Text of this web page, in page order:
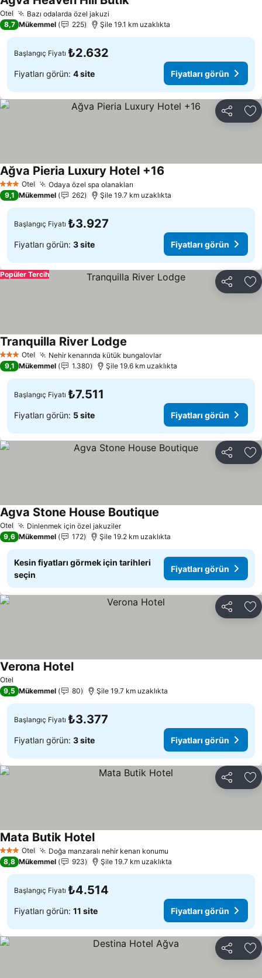
Otel Bazı odalarda özel jakuzi
8,7 Mükemmel 225 Şile 19.1 km uzaklıkta
Başlangıç Fiyatı ₺2.632
Fiyatları görün: 4 site Fiyatları görün
Paylaş
3 YıldızOtel Odaya özel spa olanakları
Ağva Pieria Luxury Hotel +16
9,1 Mükemmel 262 Şile 19.7 km uzaklıkta
Başlangıç Fiyatı ₺3.927
Fiyatları görün: 3 site Fiyatları görün
Paylaş
Popüler Tercih
3 YıldızOtel Nehir kenarında kütük bungalovlar
Tranquilla River Lodge
9,1 Mükemmel 1.380 Şile 19.6 km uzaklıkta
Başlangıç Fiyatı ₺7.511
Fiyatları görün: 5 site Fiyatları görün
Paylaş
Otel Dinlenmek için özel jakuziler
Agva Stone House Boutique
9,6 Mükemmel 172 Şile 19.2 km uzaklıkta
Kesin fiyatları görmek için tarihleri
seçin
Fiyatları görün
Paylaş
Otel
Verona Hotel
9,5 Mükemmel 80 Şile 19.7 km uzaklıkta
Başlangıç Fiyatı ₺3.377
Fiyatları görün: 3 site Fiyatları görün
Paylaş
3 YıldızOtel Doğa manzaralı nehir kenarı konumu
Mata Butik Hotel
8,8 Mükemmel 923 Şile 19.7 km uzaklıkta
Başlangıç Fiyatı ₺4.514
Fiyatları görün: 11 site Fiyatları görün
Paylaş